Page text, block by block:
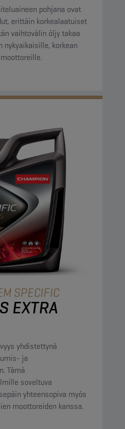
pohjana ovat
erittäin korkealaatuiset
vaihtovälin öljy takaa
nykyaikaisille, korkean
SPECIFIC
EXTRA
yhdistettynä
ja
Tämä
soveltuva
yhteensopiva myös
moottoreiden kanssa.